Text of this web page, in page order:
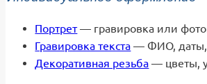
Портрет— гравировка или
Гравировка текста — ФИО, даты,
Декоративная резьба — цветы,